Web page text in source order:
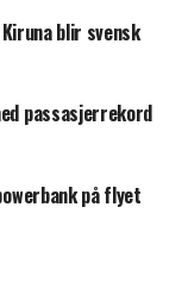
blir svensk
passasjerrekord
på flyet